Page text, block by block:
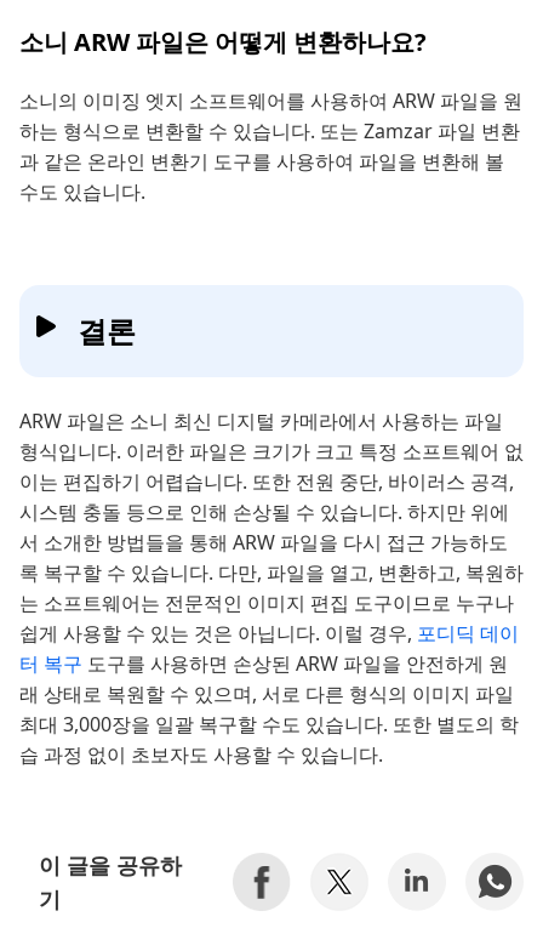
소니 ARW 파일은 어떻게 변환하나요?
소니의 이미징 엣지 소프트웨어를 사용하여 ARW 파일을 원
하는 형식으로 변환할 수 있습니다. 또는 Zamzar 파일 변환
과 같은 온라인 변환기 도구를 사용하여 파일을 변환해 볼
수도 있습니다.
결론
ARW 파일은 소니 최신 디지털 카메라에서 사용하는 파일
형식입니다. 이러한 파일은 크기가 크고 특정 소프트웨어 없
이는 편집하기 어렵습니다. 또한 전원 중단, 바이러스 공격,
시스템 충돌 등으로 인해 손상될 수 있습니다. 하지만 위에
서 소개한 방법들을 통해 ARW 파일을 다시 접근 가능하도
록 복구할 수 있습니다. 다만, 파일을 열고, 변환하고, 복원하
는 소프트웨어는 전문적인 이미지 편집 도구이므로 누구나
쉽게 사용할 수 있는 것은 아닙니다. 이럴 경우, 포디딕 데이
터 복구 도구를 사용하면 손상된 ARW 파일을 안전하게 원
래 상태로 복원할 수 있으며, 서로 다른 형식의 이미지 파일
최대 3,000장을 일괄 복구할 수도 있습니다. 또한 별도의 학
습 과정 없이 초보자도 사용할 수 있습니다.
이 글을 공유하
기